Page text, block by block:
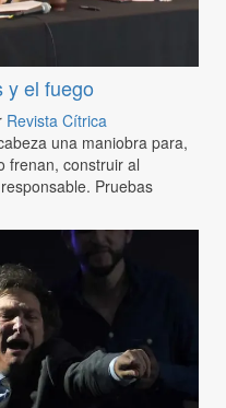
y el fuego
Revista Cítrica
una maniobra para,
frenan, construir al
Pruebas